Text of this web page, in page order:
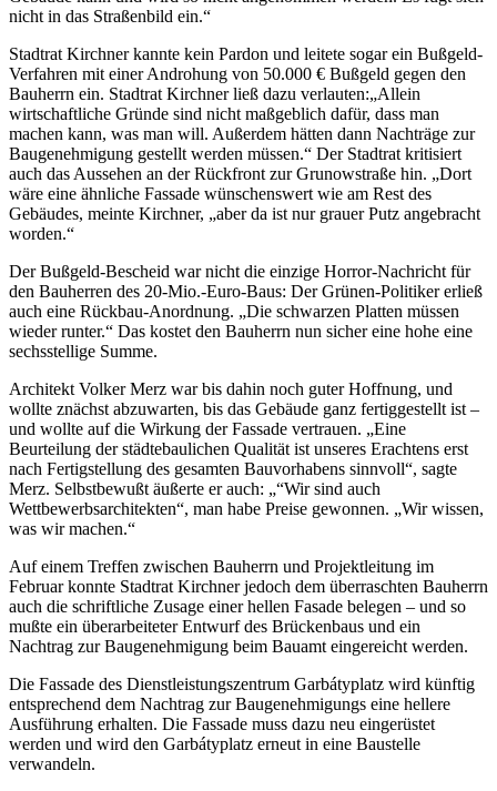
nicht in das Straßenbild ein.“
Stadtrat Kirchner kannte kein Pardon und leitete sogar ein Bußgeld-
Verfahren mit einer Androhung von 50.000 € Bußgeld gegen den
Bauherrn ein. Stadtrat Kirchner ließ dazu verlauten:„Allein
wirtschaftliche Gründe sind nicht maßgeblich dafür, dass man
machen kann, was man will. Außerdem hätten dann Nachträge zur
Baugenehmigung gestellt werden müssen.“ Der Stadtrat kritisiert
auch das Aussehen an der Rückfront zur Grunowstraße hin. „Dort
wäre eine ähnliche Fassade wünschenswert wie am Rest des
Gebäudes, meinte Kirchner, „aber da ist nur grauer Putz angebracht
worden.“
Der Bußgeld-Bescheid war nicht die einzige Horror-Nachricht für
den Bauherren des 20-Mio.-Euro-Baus: Der Grünen-Politiker erließ
auch eine Rückbau-Anordnung. „Die schwarzen Platten müssen
wieder runter.“ Das kostet den Bauherrn nun sicher eine hohe eine
sechsstellige Summe.
Architekt Volker Merz war bis dahin noch guter Hoffnung, und
wollte znächst abzuwarten, bis das Gebäude ganz fertiggestellt ist –
und wollte auf die Wirkung der Fassade vertrauen. „Eine
Beurteilung der städtebaulichen Qualität ist unseres Erachtens erst
nach Fertigstellung des gesamten Bauvorhabens sinnvoll“, sagte
Merz. Selbstbewußt äußerte er auch: „“Wir sind auch
Wettbewerbsarchitekten“, man habe Preise gewonnen. „Wir wissen,
was wir machen.“
Auf einem Treffen zwischen Bauherrn und Projektleitung im
Februar konnte Stadtrat Kirchner jedoch dem überraschten Bauherrn
auch die schriftliche Zusage einer hellen Fasade belegen – und so
mußte ein überarbeiteter Entwurf des Brückenbaus und ein
Nachtrag zur Baugenehmigung beim Bauamt eingereicht werden.
Die Fassade des Dienstleistungszentrum Garbátyplatz wird künftig
entsprechend dem Nachtrag zur Baugenehmigungs eine hellere
Ausführung erhalten. Die Fassade muss dazu neu eingerüstet
werden und wird den Garbátyplatz erneut in eine Baustelle
verwandeln.